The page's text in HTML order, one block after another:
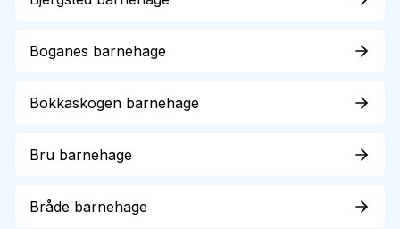
Boganes barnehage
Bokkaskogen barnehage
Bru barnehage
Bråde barnehage